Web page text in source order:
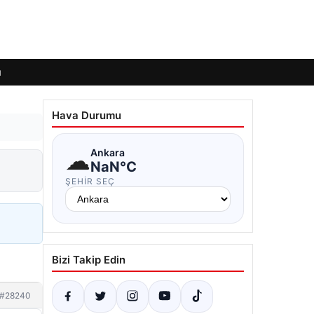
#28240
Hava Durumu
☁Ankara
NaN°C
ŞEHIR SEÇ
Bizi Takip Edin